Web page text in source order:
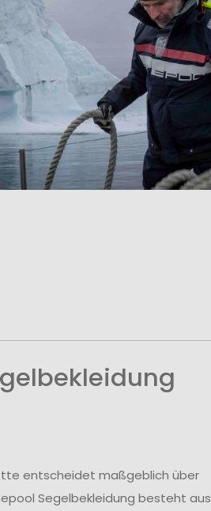
entscheidet maßgeblich über
Segelbekleidung besteht aus